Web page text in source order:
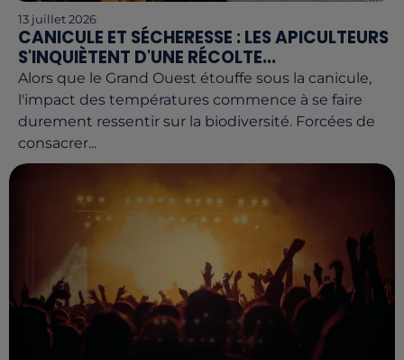
13 juillet 2026
CANICULE ET SÉCHERESSE : LES APICULTEURS
S'INQUIÈTENT D'UNE RÉCOLTE...
Alors que le Grand Ouest étouffe sous la canicule,
l'impact des températures commence à se faire
durement ressentir sur la biodiversité. Forcées de
consacrer...